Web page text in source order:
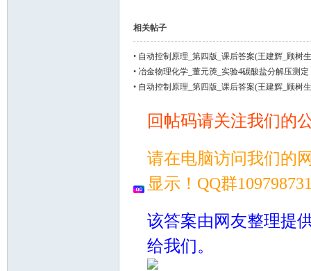
相关帖子
• 自动控制原理_第四版_课后答案(王建辉_顾树
• 冶金物理化学_董元箎_实验4碳酸盐分解压测定
• 自动控制原理_第四版_课后答案(王建辉_顾树
回帖码请关注我们的
请在电脑访问我们的
显示！QQ群
该答案由网友整理提
给我们。